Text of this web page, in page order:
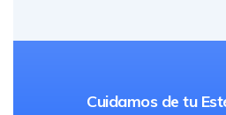
Cuidamos de tu